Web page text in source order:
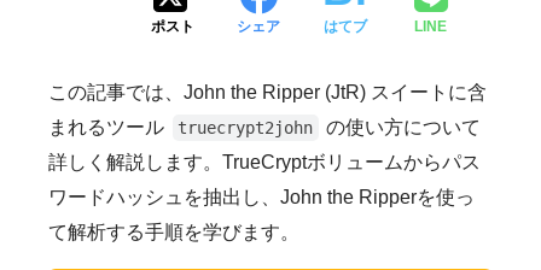
ポスト シェア はてブ LINE
この記事では、John the Ripper (JtR) スイートに含
まれるツール
truecrypt2john
の使い方について
詳しく解説します。TrueCryptボリュームからパス
ワードハッシュを抽出し、John the Ripperを使っ
て解析する手順を学びます。